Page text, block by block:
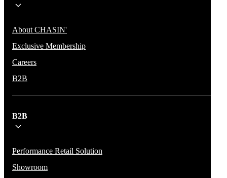
About CHASIN'
Exclusive Membership
Careers
B2B
B2B
Performance Retail Solution
Showroom